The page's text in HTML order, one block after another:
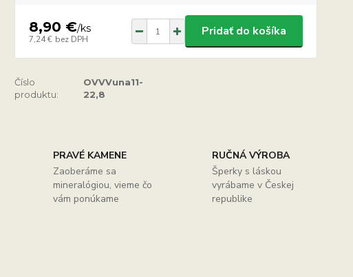
8,90 €/ks
7,24 € bez DPH
Pridať do košíka
Číslo
produktu:
OVVVuna11-
22,8
PRAVÉ KAMENE
Zaoberáme sa
mineralógiou, vieme čo
vám ponúkame
RUČNÁ VÝROBA
Šperky s láskou
vyrábame v Českej
republike